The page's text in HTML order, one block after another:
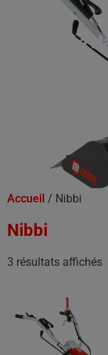
Accueil / Nibbi
Nibbi
3 résultats affichés